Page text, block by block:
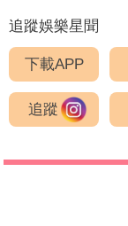
追蹤娛樂星聞
下載APP
追蹤